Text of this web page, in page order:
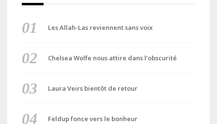
Les Allah-Las reviennent sans voix
Chelsea Wolfe nous attire dans l’obscurité
Laura Veirs bientôt de retour
Feldup fonce vers le bonheur